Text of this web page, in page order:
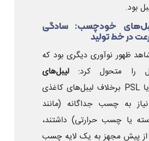
بود.
خودچسب: سادگی
در خط تولید
۱۹۶۰ شاهد ظهور نوآوری دیگری بود که
را متحول کرد: لیبل‌های
یا PSL برخلاف لیبل‌های کاغذی
به چسب جداگانه (مانند
یا چسب حرارتی) داشتند،
از پیش مجهز به یک لایه چسب